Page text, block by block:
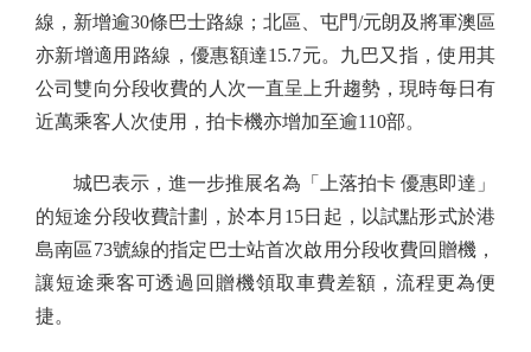
線，新增逾30條巴士路線；北區、屯門/元朗及將軍澳區
亦新增適用路線，優惠額達15.7元。九巴又指，使用其
公司雙向分段收費的人次一直呈上升趨勢，現時每日有
近萬乘客人次使用，拍卡機亦增加至逾110部。
城巴表示，進一步推展名為「上落拍卡 優惠即達」
的短途分段收費計劃，於本月15日起，以試點形式於港
島南區73號線的指定巴士站首次啟用分段收費回贈機，
讓短途乘客可透過回贈機領取車費差額，流程更為便
捷。